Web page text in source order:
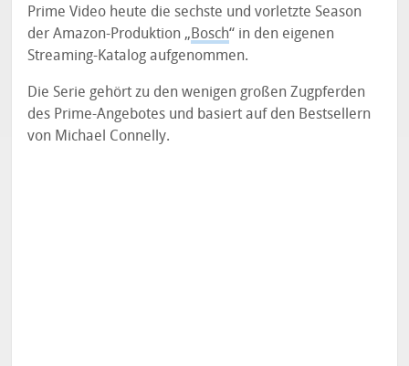
Prime Video heute die sechste und vorletzte Season
der Amazon-Produktion „Bosch“ in den eigenen
Streaming-Katalog aufgenommen.
Die Serie gehört zu den wenigen großen Zugpferden
des Prime-Angebotes und basiert auf den Bestsellern
von Michael Connelly.